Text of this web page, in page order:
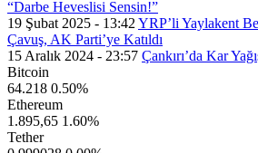
“Darbe Heveslisi Sensin!”
19 Şubat 2025 - 13:42 YRP’li Yaylakent
Çavuş, AK Parti’ye Katıldı
15 Aralık 2024 - 23:57 Çankırı’da Kar
Bitcoin
64.218 0.50%
Ethereum
1.895,65 1.60%
Tether